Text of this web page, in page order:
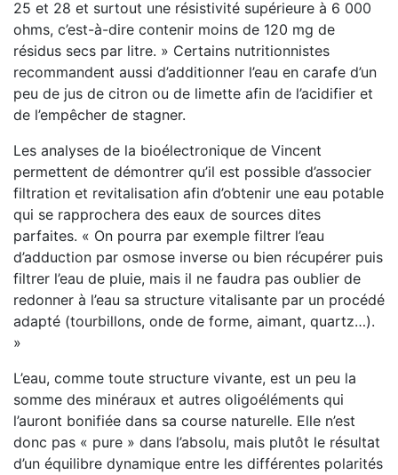
25 et 28 et surtout une résistivité supérieure à 6 000
ohms, c’est-à-dire contenir moins de 120 mg de
résidus secs par litre. » Certains nutritionnistes
recommandent aussi d’additionner l’eau en carafe d’un
peu de jus de citron ou de limette afin de l’acidifier et
de l’empêcher de stagner.
Les analyses de la bioélectronique de Vincent
permettent de démontrer qu’il est possible d’associer
filtration et revitalisation afin d’obtenir une eau potable
qui se rapprochera des eaux de sources dites
parfaites. « On pourra par exemple filtrer l’eau
d’adduction par osmose inverse ou bien récupérer puis
filtrer l’eau de pluie, mais il ne faudra pas oublier de
redonner à l’eau sa structure vitalisante par un procédé
adapté (tourbillons, onde de forme, aimant, quartz…).
»
L’eau, comme toute structure vivante, est un peu la
somme des minéraux et autres oligoéléments qui
l’auront bonifiée dans sa course naturelle. Elle n’est
donc pas « pure » dans l’absolu, mais plutôt le résultat
d’un équilibre dynamique entre les différentes polarités